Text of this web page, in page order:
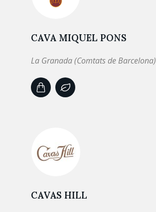
CAVA MIQUEL PONS
La Granada (Comtats de Barcelona)
CAVAS HILL